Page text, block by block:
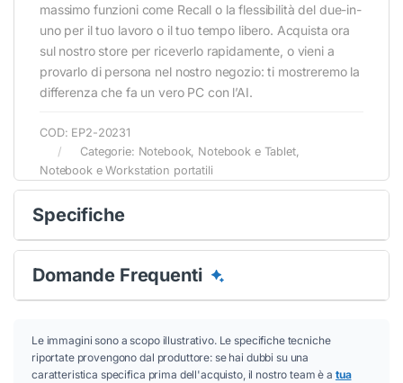
massimo funzioni come Recall o la flessibilità del due-in-
uno per il tuo lavoro o il tuo tempo libero. Acquista ora
sul nostro store per riceverlo rapidamente, o vieni a
provarlo di persona nel nostro negozio: ti mostreremo la
differenza che fa un vero PC con l’AI.
COD: EP2-20231
Categorie: Notebook Notebook e Tablet,
Notebook e Workstation portatili
Specifiche
Domande Frequenti
Le immagini sono a scopo illustrativo. Le specifiche tecniche
riportate provengono dal produttore: se hai dubbi su una
caratteristica specifica prima dell'acquisto, il nostro team è a tua